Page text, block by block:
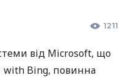
1211
від Microsoft, що
with Bing, повинна